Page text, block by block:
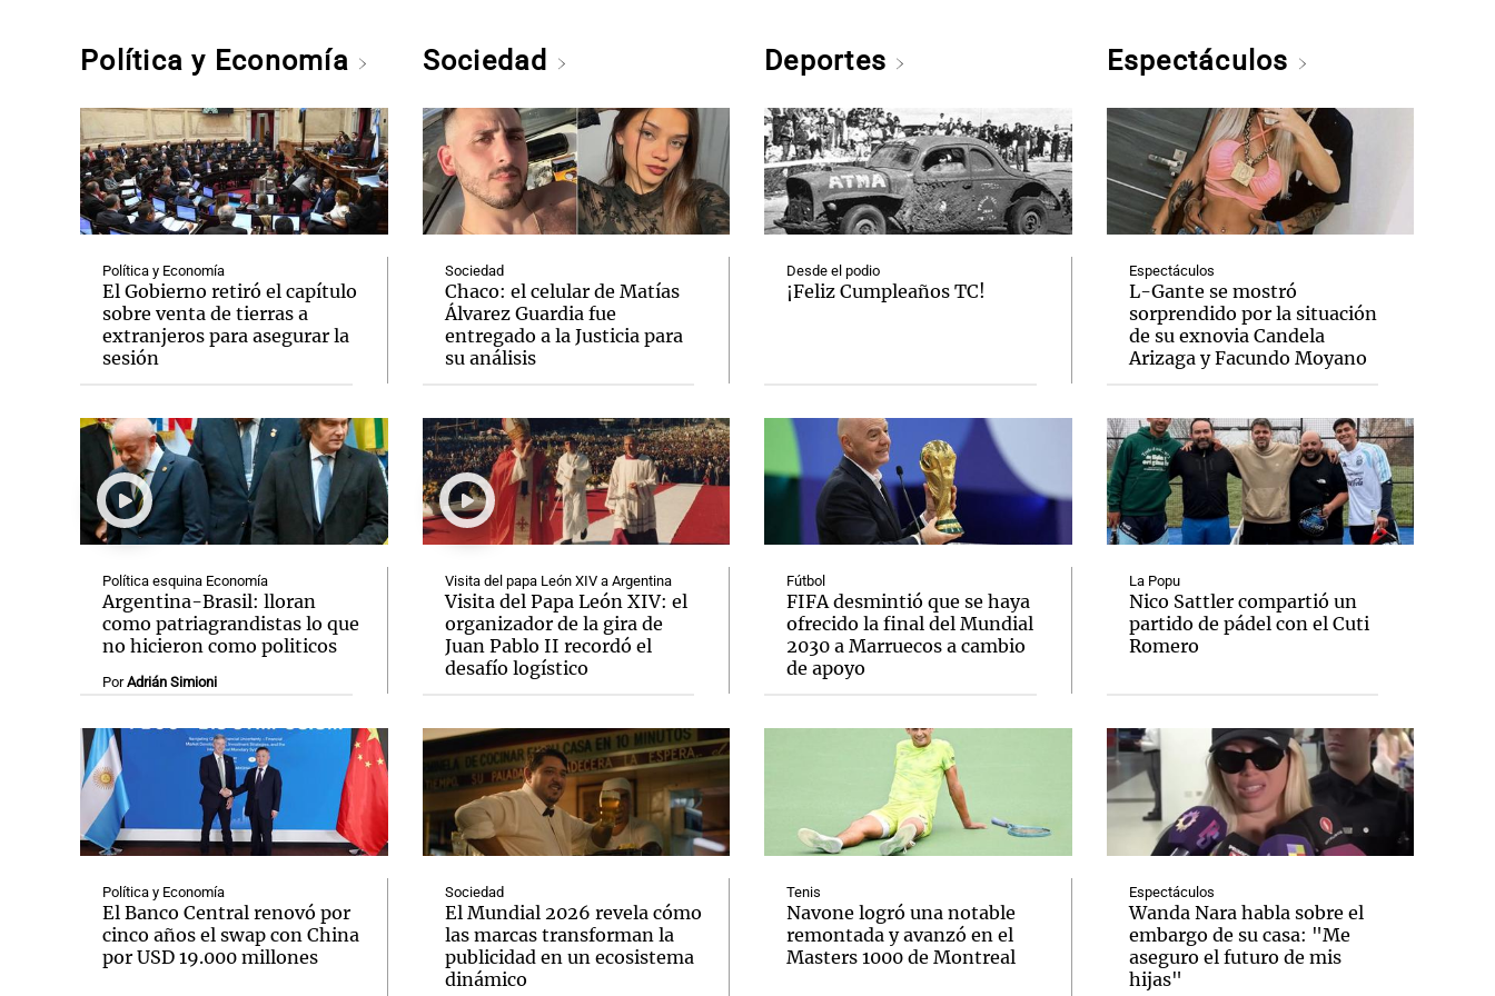
Política y Economía
Política y Economía
El Gobierno retiró el capítulo
sobre venta de tierras a
extranjeros para asegurar la
sesión
Política esquina Economía
Argentina-Brasil: lloran
como patriagrandistas lo que
no hicieron como politicos
PorAdrián Simioni
Política y Economía
El Banco Central renovó por
cinco años el swap con China
por USD 19.000 millones
Sociedad
Sociedad
Chaco: el celular de Matías
Álvarez Guardia fue
entregado a la Justicia para
su análisis
Visita del papa León XIV a Argentina
Visita del Papa León XIV: el
organizador de la gira de
Juan Pablo II recordó el
desafío logístico
Sociedad
El Mundial 2026 revela cómo
las marcas transforman la
publicidad en un ecosistema
dinámico
Deportes
Desde el podio
¡Feliz Cumpleaños TC!
Fútbol
FIFA desmintió que se haya
ofrecido la final del Mundial
2030 a Marruecos a cambio
de apoyo
Tenis
Navone logró una notable
remontada y avanzó en el
Masters 1000 de Montreal
Espectáculos
Espectáculos
L-Gante se mostró
sorprendido por la situación
de su exnovia Candela
Arizaga y Facundo Moyano
La Popu
Nico Sattler compartió un
partido de pádel con el Cuti
Romero
Espectáculos
Wanda Nara habla sobre el
embargo de su casa: "Me
aseguro el futuro de mis
hijas"
Notas Notas
El huracán de Arequito
Notas
Cadena 3 en Groenlandia